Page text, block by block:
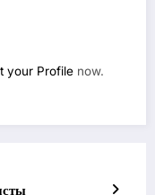
your Profile now.